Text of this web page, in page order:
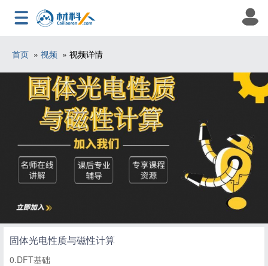
首页 » 视频 » 视频详情
固体光电性质与磁性计算
0.DFT基础